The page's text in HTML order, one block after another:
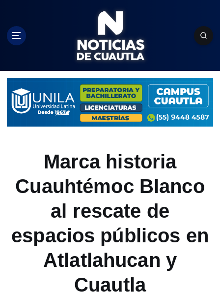
c
Marca historia
Cuauhtémoc Blanco
al rescate de
espacios públicos en
Atlatlahucan y
Cuautla